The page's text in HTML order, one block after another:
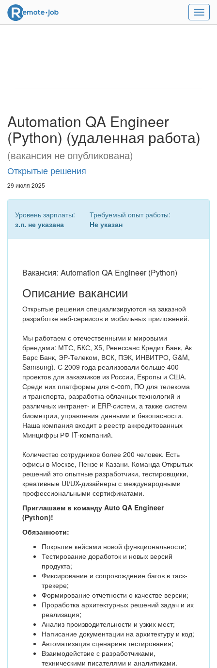
Меню
Automation QA Engineer
(Python) (удаленная работа)
(вакансия не опубликована)
Открытые решения
29 июля 2025
Уровень зарплаты:
з.п. не указана
Требуемый опыт работы:
Не указан
Вакансия: Automation QA Engineer (Python)
Описание вакансии
Открытые решения специализируются на заказной
разработке веб-сервисов и мобильных приложений.
Мы работаем с отечественными и мировыми
брендами: МТС, БКС, X5, Ренессанс Кредит Банк, Ак
Барс Банк, ЭР-Телеком, ВСК, ПЭК, ИНВИТРО, G&M,
Samsung). С 2009 года реализовали больше 400
проектов для заказчиков из России, Европы и США.
Среди них платформы для e-com, ПО для телекома
и транспорта, разработка облачных технологий и
различных интранет- и ERP-систем, а также систем
биометрии, управления данными и безопасности.
Наша компания входит в реестр аккредитованных
Минцифры РФ IT-компаний.
Количество сотрудников более 200 человек. Есть
офисы в Москве, Пензе и Казани. Команда Открытых
решений это опытные разработчики, тестировщики,
креативные UI/UX-дизайнеры с международными
профессиональными сертификатами.
Приглашаем в команду Auto QA Engineer
(Python)!
Обязанности:
Покрытие кейсами новой функциональности;
Тестирование доработок и новых версий
продукта;
Фиксирование и сопровождение багов в таск-
трекере;
Формирование отчетности о качестве версии;
Проработка архитектурных решений задач и их
реализация;
Анализ производительности и узких мест;
Написание документации на архитектуру и код;
Автоматизация сценариев тестирования;
Взаимодействие с разработчиками,
техническими писателями и аналитиками.